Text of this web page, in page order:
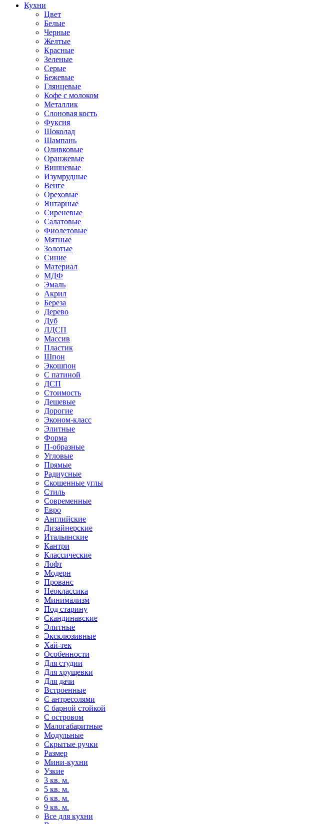
Кухни
Цвет
Белые
Черные
Желтые
Красные
Зеленые
Серые
Бежевые
Глянцевые
Кофе с молоком
Металлик
Слоновая кость
Фуксия
Шоколад
Шампань
Оливковые
Оранжевые
Вишневые
Изумрудные
Венге
Ореховые
Янтарные
Сиреневые
Салатовые
Фиолетовые
Мятные
Золотые
Синие
Материал
МДФ
Эмаль
Акрил
Береза
Дерево
Дуб
ЛДСП
Массив
Пластик
Шпон
Экошпон
С патиной
ДСП
Стоимость
Дешевые
Дорогие
Эконом-класс
Элитные
Форма
П-образные
Угловые
Прямые
Радиусные
Скошенные углы
Стиль
Современные
Евро
Английские
Дизайнерские
Итальянские
Кантри
Классические
Лофт
Модерн
Прованс
Неоклассика
Минимализм
Под старину
Скандинавские
Элитные
Эксклюзивные
Хай-тек
Особенности
Для студии
Для хрущевки
Для дачи
Встроенные
С антресолями
С барной стойкой
С островом
Малогабаритные
Модульные
Скрытые ручки
Размер
Мини-кухни
Узкие
3 кв. м.
5 кв. м.
6 кв. м.
9 кв. м.
Все для кухни